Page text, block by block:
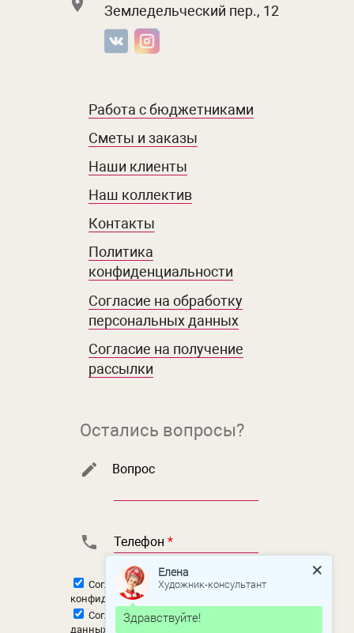
Земледельческий пер., 12
Работа с бюджетниками
Сметы и заказы
Наши клиенты
Наш коллектив
Контакты
Политика
конфиденциальности
Согласие на обработку
персональных данных
Согласие на получение
рассылки
Остались вопросы?
Вопрос
Телефон *
Согласен с политикой
конфиденциальности
Согласен наобработку персональных
данных
Елена
Художник-консультант
Здравствуйте!